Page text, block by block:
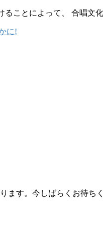
ことによって、 合唱文
ます。今しばらくお待ち